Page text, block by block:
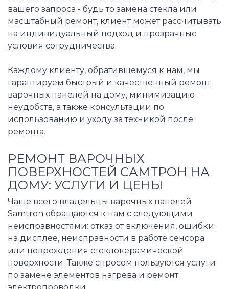
вашего запроса - будь то замена стекла или
масштабный ремонт, клиент может рассчитывать
на индивидуальный подход и прозрачные
условия сотрудничества.
Каждому клиенту, обратившемуся к нам, мы
гарантируем быстрый и качественный ремонт
варочных панелей на дому, минимизацию
неудобств, а также консультации по
использованию и уходу за техникой после
ремонта.
РЕМОНТ ВАРОЧНЫХ
ПОВЕРХНОСТЕЙ САМТРОН НА
ДОМУ: УСЛУГИ И ЦЕНЫ
Чаще всего владельцы варочных панелей
Samtron обращаются к нам с следующими
неисправностями: отказ от включения, ошибки
на дисплее, неисправности в работе сенсора
или повреждения стеклокерамической
поверхности. Также спросом пользуются услуги
по замене элементов нагрева и ремонт